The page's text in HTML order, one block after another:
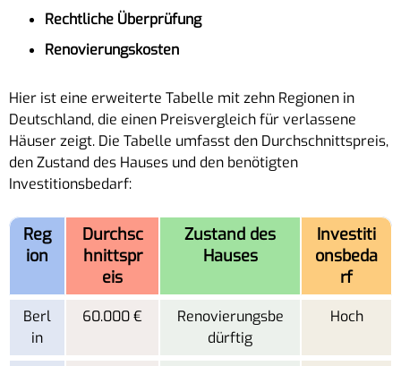
Rechtliche Überprüfung
Renovierungskosten
Hier ist eine erweiterte Tabelle mit zehn Regionen in
Deutschland, die einen Preisvergleich für verlassene
Häuser zeigt. Die Tabelle umfasst den Durchschnittspreis,
den Zustand des Hauses und den benötigten
Investitionsbedarf:
Reg
ion
Durchsc
hnittspr
eis
Zustand des
Hauses
Investiti
onsbeda
rf
Berl
in
60.000 €
Renovierungsbe
dürftig
Hoch